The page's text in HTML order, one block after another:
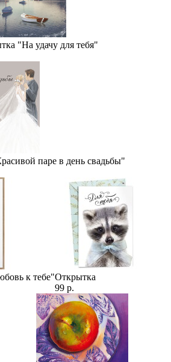
"На удачу для тебя"
паре в день свадьбы"
к тебе"Открытка
99 р.